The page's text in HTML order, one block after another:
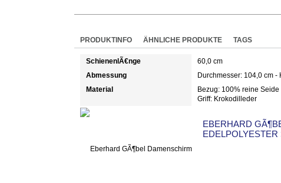
PRODUKTINFO ÄHNLICHE PRODUKTE TAGS
SchienenlÃ€nge
60,0 cm
Abmessung
Durchmesser: 104,0 cm -
Material
Bezug: 100% reine Seide
Griff: Krokodilleder
EBERHARD
EDELPOLYESTER